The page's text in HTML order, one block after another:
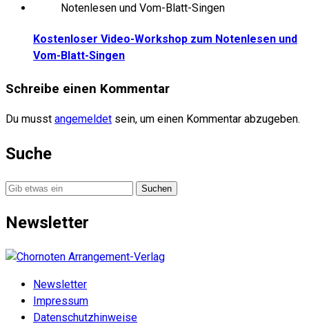
Kostenloser Video-Workshop zum Notenlesen und
Vom-Blatt-Singen
Schreibe einen Kommentar
Du musst angemeldet sein, um einen Kommentar abzugeben.
Suche
Suche
Newsletter
Newsletter
Impressum
Datenschutzhinweise